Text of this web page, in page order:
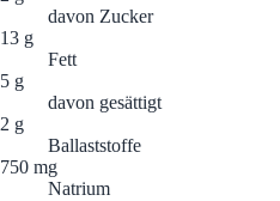
davon Zucker
13 g
Fett
5 g
davon gesättigt
2 g
Ballaststoffe
750 mg
Natrium